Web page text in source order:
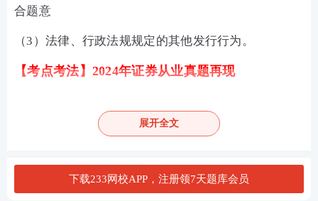
合题意
（3）法律、行政法规规定的其他发行行为。
【考点考法】2024年证券从业真题再现
根据《证券法》，向特定对象发行证券累计超过()人
属于公开发行，但依法实施员工持股计划的员工人数
A.100
B.1000
展开全文
下载233网校APP，注册领7天题库会员